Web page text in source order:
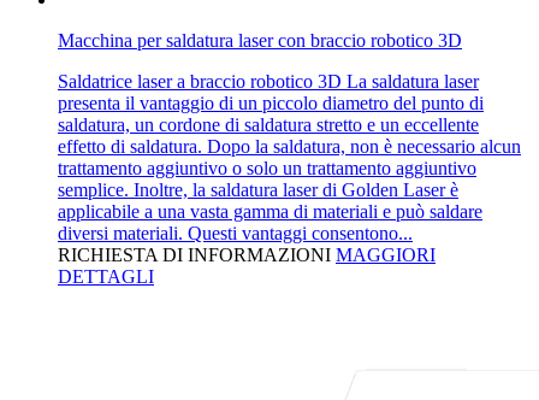
Macchina per saldatura laser con braccio robotico 3D
Saldatrice laser a braccio robotico 3D La saldatura laser
presenta il vantaggio di un piccolo diametro del punto di
saldatura, un cordone di saldatura stretto e un eccellente
effetto di saldatura. Dopo la saldatura, non è necessario alcun
trattamento aggiuntivo o solo un trattamento aggiuntivo
semplice. Inoltre, la saldatura laser di Golden Laser è
applicabile a una vasta gamma di materiali e può saldare
diversi materiali. Questi vantaggi consentono...
RICHIESTA DI INFORMAZIONI MAGGIORI
DETTAGLI